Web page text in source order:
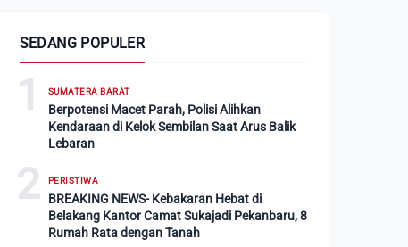
SEDANG POPULER
1 SUMATERA BARAT
Berpotensi Macet Parah, Polisi Alihkan
Kendaraan di Kelok Sembilan Saat Arus Balik
Lebaran
2 PERISTIWA
BREAKING NEWS- Kebakaran Hebat di
Belakang Kantor Camat Sukajadi Pekanbaru, 8
Rumah Rata dengan Tanah